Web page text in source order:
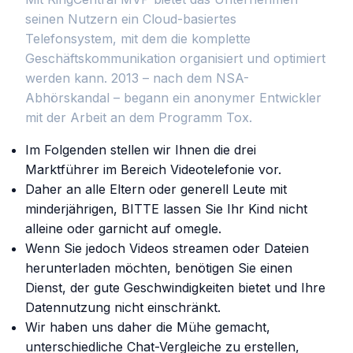
seinen Nutzern ein Cloud-basiertes
Telefonsystem, mit dem die komplette
Geschäftskommunikation organisiert und optimiert
werden kann. 2013 – nach dem NSA-
Abhörskandal – begann ein anonymer Entwickler
mit der Arbeit an dem Programm Tox.
Im Folgenden stellen wir Ihnen die drei
Marktführer im Bereich Videotelefonie vor.
Daher an alle Eltern oder generell Leute mit
minderjährigen, BITTE lassen Sie Ihr Kind nicht
alleine oder garnicht auf omegle.
Wenn Sie jedoch Videos streamen oder Dateien
herunterladen möchten, benötigen Sie einen
Dienst, der gute Geschwindigkeiten bietet und Ihre
Datennutzung nicht einschränkt.
Wir haben uns daher die Mühe gemacht,
unterschiedliche Chat-Vergleiche zu erstellen,